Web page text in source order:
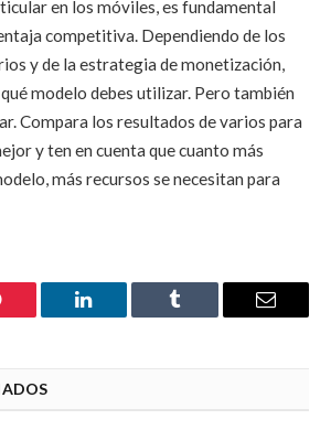
en los móviles, es fundamental
competitiva. Dependiendo de los
y de la estrategia de monetización,
modelo debes utilizar. Pero también
Compara los resultados de varios para
y ten en cuenta que cuanto más
más recursos se necesitan para
LinkedIn Tumblr Email